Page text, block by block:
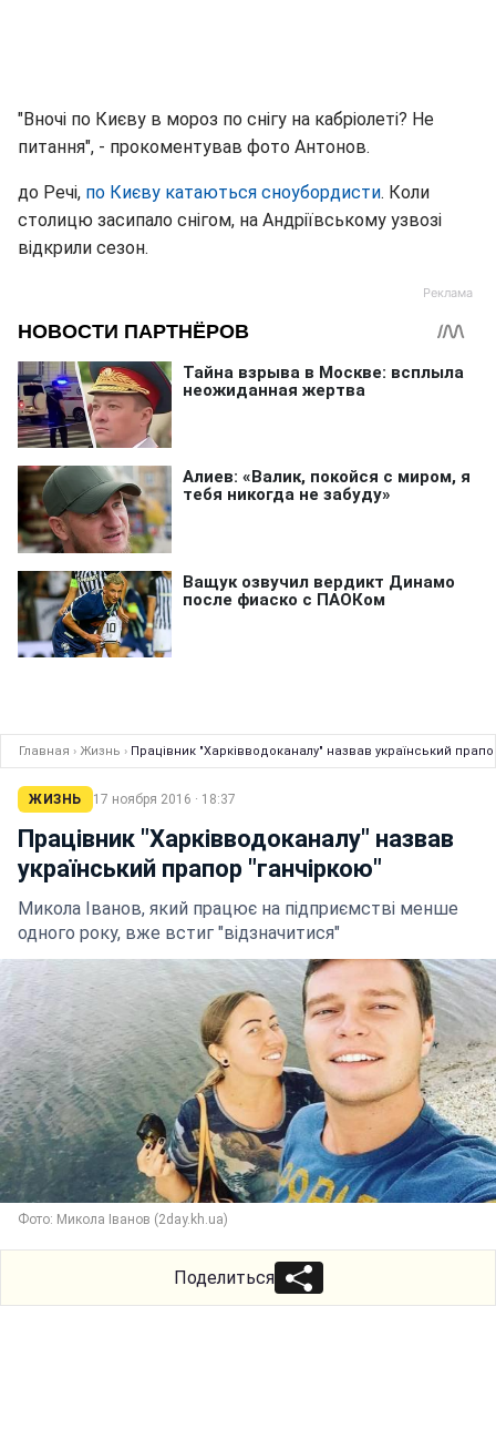
"Вночі по Києву в мороз по снігу на кабріолеті? Не
питання", - прокоментував фото Антонов.
до Речі, по Києву катаються сноубордисти. Коли
столицю засипало снігом, на Андріївському узвозі
відкрили сезон.
Главная › Жизнь › Працівник "Харківводоканалу" назвав український
ЖИЗНЬ 17 ноября 2016 · 18:37
Працівник "Харківводоканалу" назвав
український прапор "ганчіркою"
Микола Іванов, який працює на підприємстві менше
одного року, вже встиг "відзначитися"
Фото: Микола Іванов (2day.kh.ua)
Поделиться